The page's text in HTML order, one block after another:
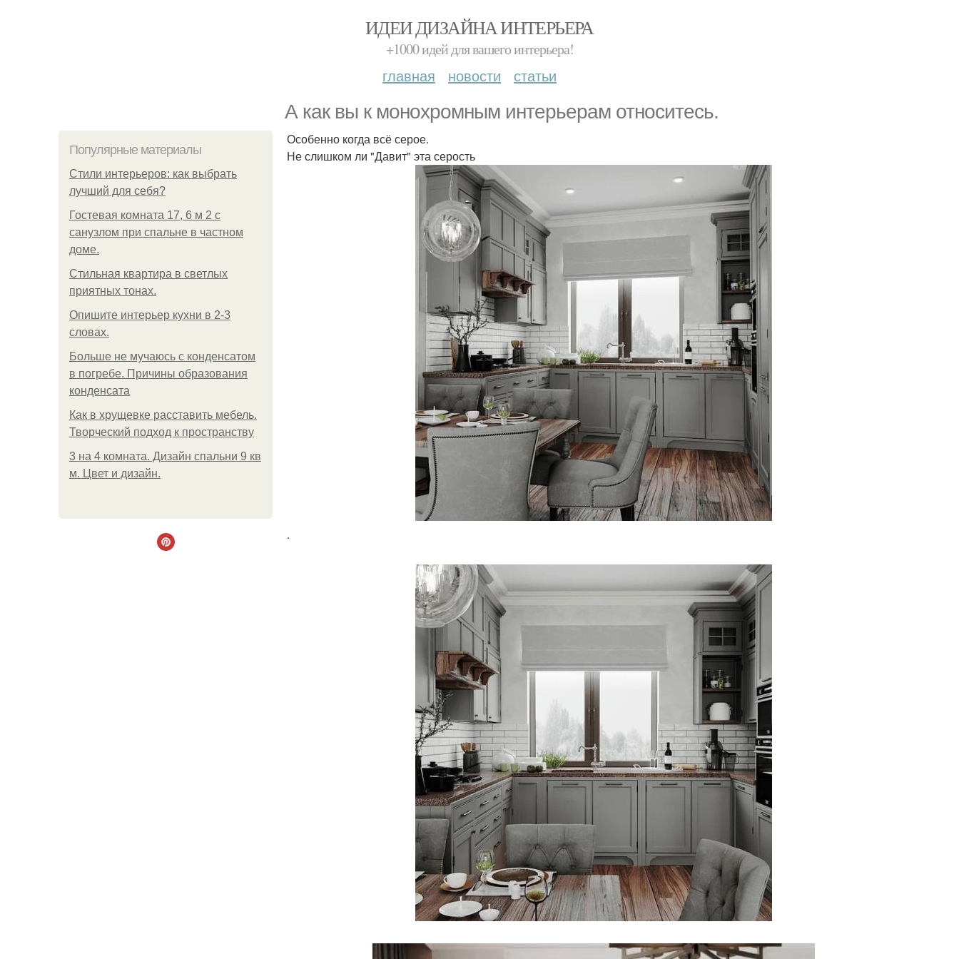
ИДЕИ ДИЗАЙНА ИНТЕРЬЕРА
+1000 идей для вашего интерьера!
главная новости статьи
А как вы к монохромным интерьерам относитесь.
Популярные материалы
Стили интерьеров: как выбрать
лучший для себя?
Гостевая комната 17, 6 м 2 с
санузлом при спальне в частном
доме.
Стильная квартира в светлых
приятных тонах.
Опишите интерьер кухни в 2-3
словах.
Больше не мучаюсь с конденсатом
в погребе. Причины образования
конденсата
Как в хрущевке расставить мебель.
Творческий подход к пространству
3 на 4 комната. Дизайн спальни 9 кв
м. Цвет и дизайн.
Особенно когда всё серое.
Не слишком ли "Давит" эта серость
.